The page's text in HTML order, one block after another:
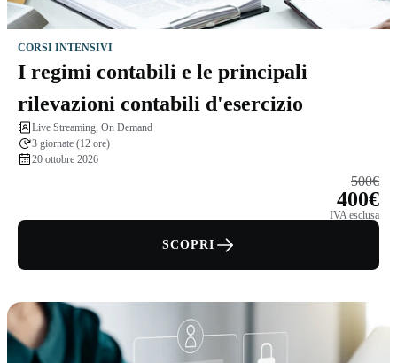
CORSI INTENSIVI
I regimi contabili e le principali
rilevazioni contabili d'esercizio
Live Streaming, On Demand
3 giornate (12 ore)
20 ottobre 2026
500€
400€
IVA esclusa
SCOPRI